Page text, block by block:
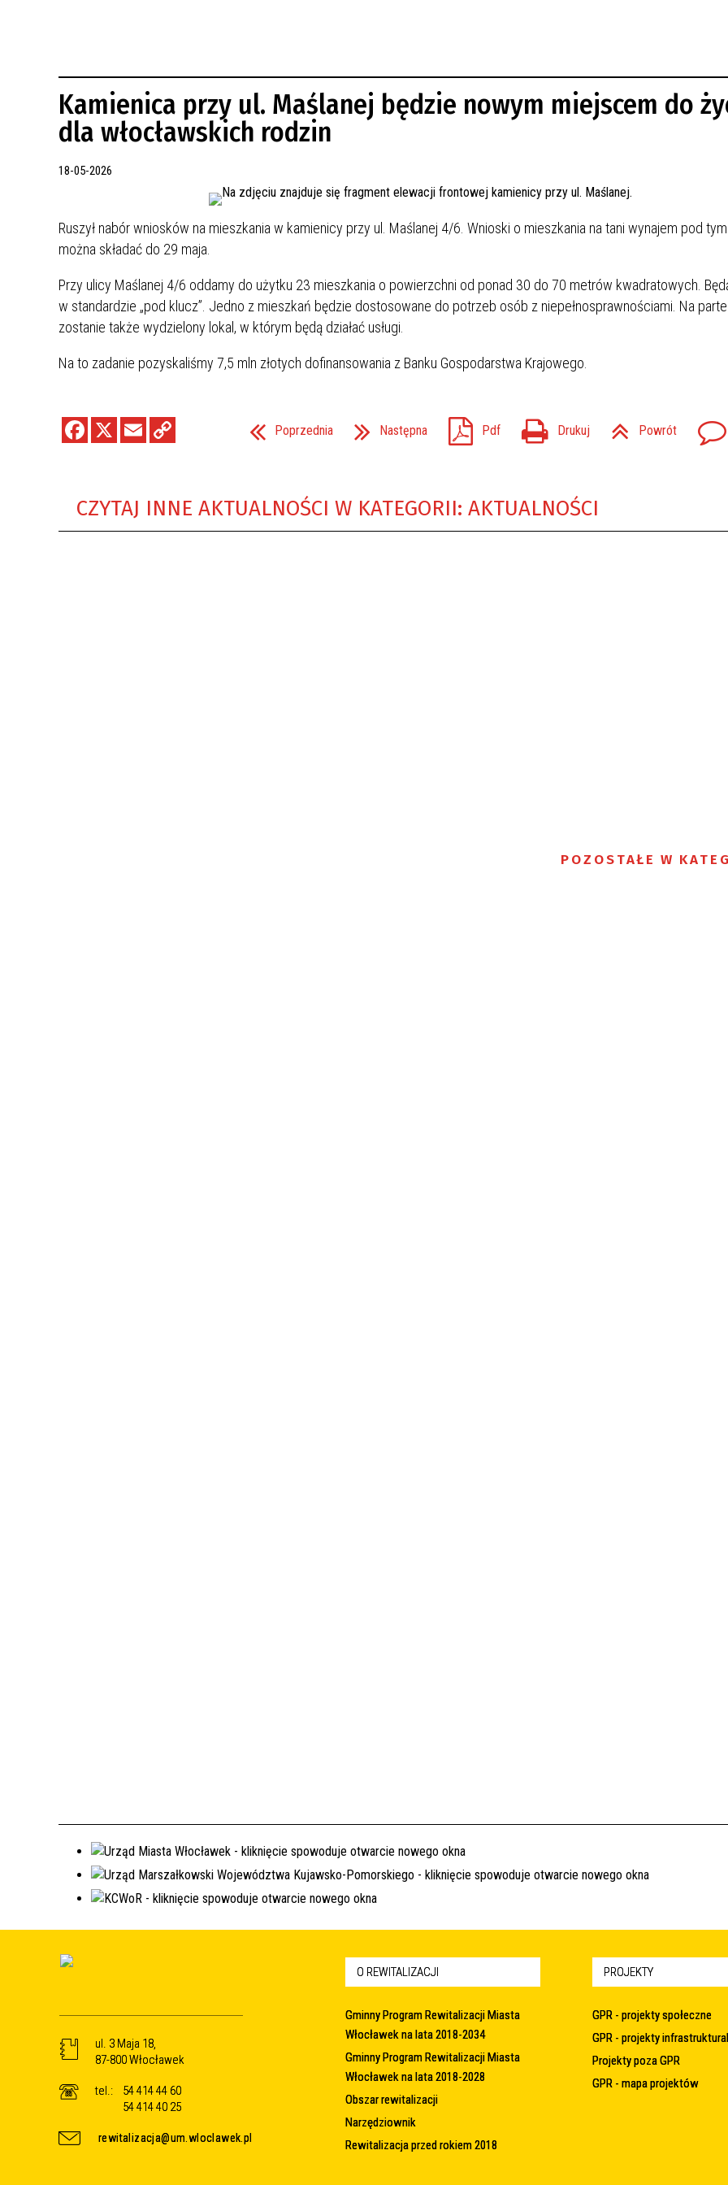
Kamienica przy ul. Maślanej będzie nowym miejscem do
dla włocławskich rodzin
18-05-2026
Ruszył nabór wniosków na mieszkania w kamienicy przy ul. Maślanej 4/6. Wnioski o mieszkania na tani wynajem pod
można składać do 29 maja.
Przy ulicy Maślanej 4/6 oddamy do użytku 23 mieszkania o powierzchni od ponad 30 do 70 metrów kwadratowych.
w standardzie „pod klucz”. Jedno z mieszkań będzie dostosowane do potrzeb osób z niepełnosprawnościami. Na
zostanie także wydzielony lokal, w którym będą działać usługi.
Na to zadanie pozyskaliśmy 7,5 mln złotych dofinansowania z Banku Gospodarstwa Krajowego.
Poprzednia Następna Pdf Drukuj Powrót
CZYTAJ INNE AKTUALNOŚCI W KATEGORII: AKTUALNOŚCI
POZOSTAŁE W
ul. 3 Maja 18,
87-800 Włocławek
tel.:
54 414 44 60
54 414 40 25
rewitalizacja@um.wloclawek.pl
O REWITALIZACJI
Gminny Program Rewitalizacji Miasta
Włocławek na lata 2018-2034
Gminny Program Rewitalizacji Miasta
Włocławek na lata 2018-2028
Obszar rewitalizacji
Narzędziownik
Rewitalizacja przed rokiem 2018
PROJEKTY
GPR - projekty społeczne
GPR - projekty
Projekty poza GPR
GPR - mapa projektów